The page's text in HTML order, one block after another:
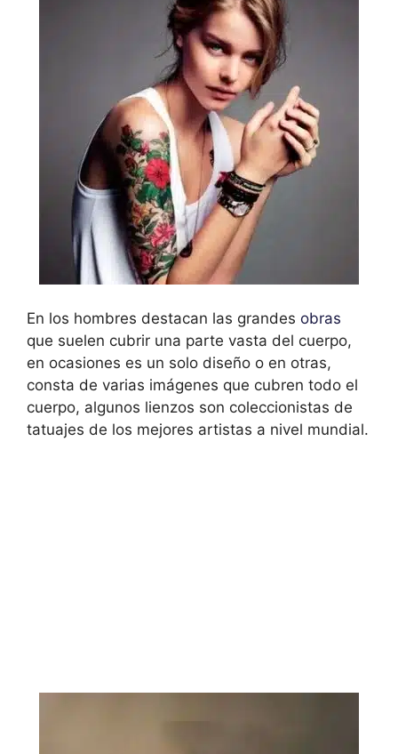
En los hombres destacan las grandes obras
que suelen cubrir una parte vasta del cuerpo,
en ocasiones es un solo diseño o en otras,
consta de varias imágenes que cubren todo el
cuerpo, algunos lienzos son coleccionistas de
tatuajes de los mejores artistas a nivel mundial.